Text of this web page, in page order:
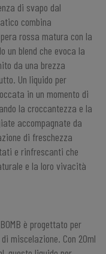
di svapo dal
combina
rossa matura con la
un blend che evoca la
da una brezza
Un liquido per
in un momento di
la croccantezza e la
accompagnate da
di freschezza
e rinfrescanti che
e la loro vivacità
è progettato per
miscelazione. Con 20ml